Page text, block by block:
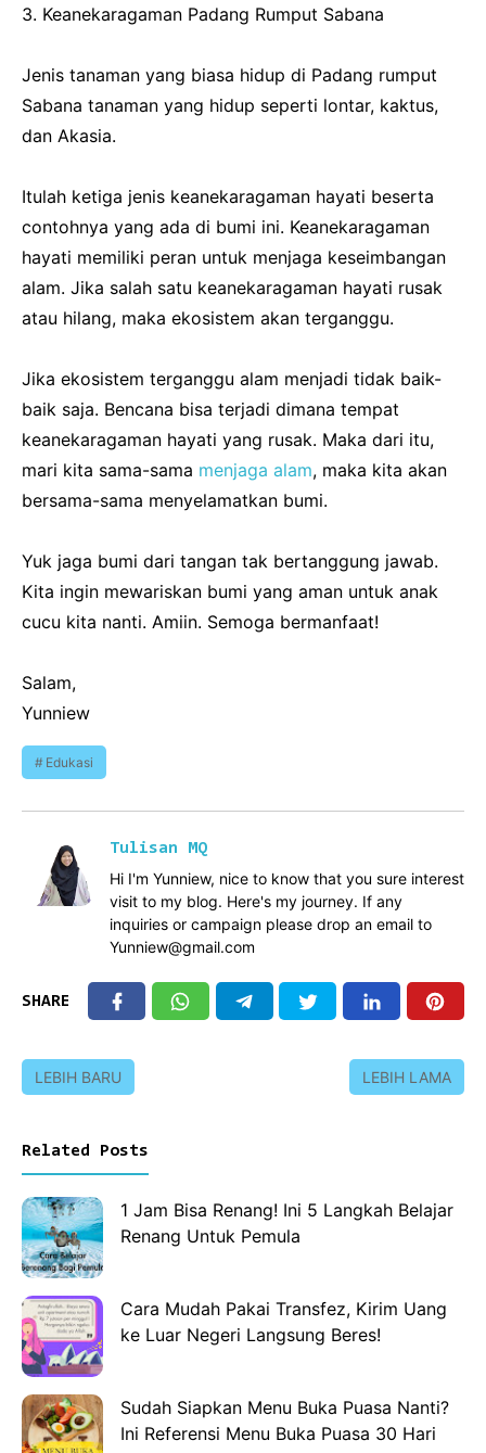
3. Keanekaragaman Padang Rumput Sabana
Jenis tanaman yang biasa hidup di Padang rumput
Sabana tanaman yang hidup seperti lontar, kaktus,
dan Akasia.
Itulah ketiga jenis keanekaragaman hayati beserta
contohnya yang ada di bumi ini. Keanekaragaman
hayati memiliki peran untuk menjaga keseimbangan
alam. Jika salah satu keanekaragaman hayati rusak
atau hilang, maka ekosistem akan terganggu.
Jika ekosistem terganggu alam menjadi tidak baik-
baik saja. Bencana bisa terjadi dimana tempat
keanekaragaman hayati yang rusak. Maka dari itu,
mari kita sama-sama menjaga alam, maka kita akan
bersama-sama menyelamatkan bumi.
Yuk jaga bumi dari tangan tak bertanggung jawab.
Kita ingin mewariskan bumi yang aman untuk anak
cucu kita nanti. Amiin. Semoga bermanfaat!
Salam,
Yunniew
Edukasi
Tulisan MQ
Hi I'm Yunniew, nice to know that you sure interest
visit to my blog. Here's my journey. If any
inquiries or campaign please drop an email to
Yunniew@gmail.com
SHARE
LEBIH BARU LEBIH LAMA
Related Posts
1 Jam Bisa Renang! Ini 5 Langkah Belajar
Renang Untuk Pemula
Cara Mudah Pakai Transfez, Kirim Uang
ke Luar Negeri Langsung Beres!
Sudah Siapkan Menu Buka Puasa Nanti?
Ini Referensi Menu Buka Puasa 30 Hari